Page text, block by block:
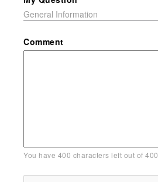
Comment
You have 400 characters left out of 400